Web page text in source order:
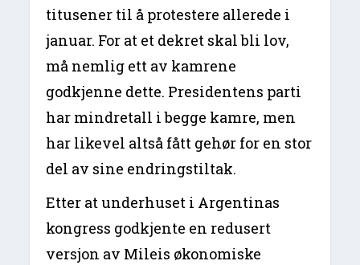
titusener til å protestere allerede i
januar. For at et dekret skal bli lov,
må nemlig ett av kamrene
godkjenne dette. Presidentens parti
har mindretall i begge kamre, men
har likevel altså fått gehør for en stor
del av sine endringstiltak.
Etter at underhuset i Argentinas
kongress godkjente en redusert
versjon av Mileis økonomiske